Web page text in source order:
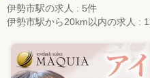
伊勢市駅の求人 : 5件
伊勢市駅から20km以内の求人 :